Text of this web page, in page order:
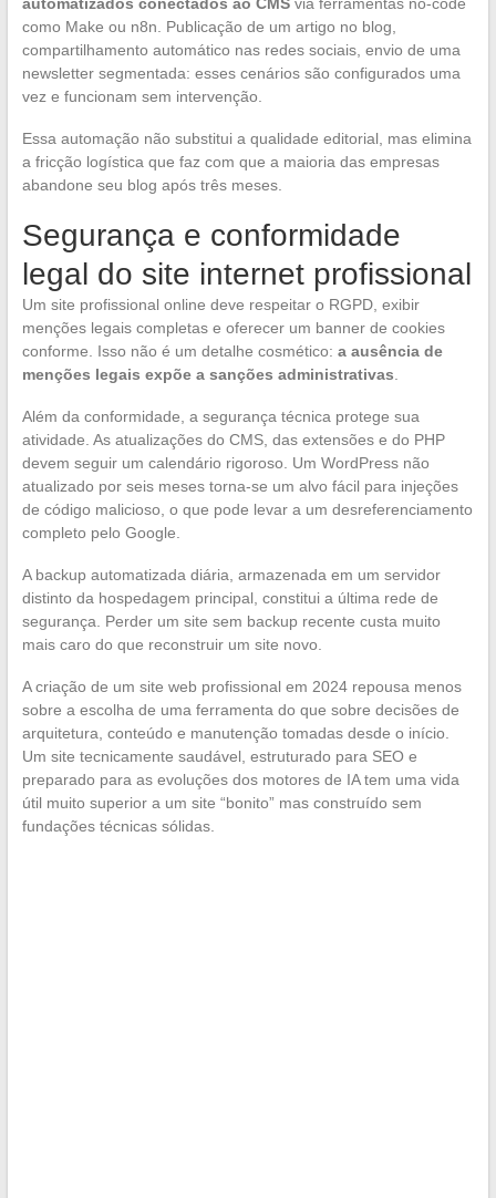
automatizados conectados ao CMSvia ferramentas no-code
como Make ou n8n. Publicação de um artigo no blog,
compartilhamento automático nas redes sociais, envio de uma
newsletter segmentada: esses cenários são configurados uma
vez e funcionam sem intervenção.
Essa automação não substitui a qualidade editorial, mas elimina
a fricção logística que faz com que a maioria das empresas
abandone seu blog após três meses.
Segurança e conformidade
legal do site internet profissional
Um site profissional online deve respeitar o RGPD, exibir
menções legais completas e oferecer um banner de cookies
conforme. Isso não é um detalhe cosmético: a ausência de
menções legais expõe a sanções administrativas.
Além da conformidade, a segurança técnica protege sua
atividade. As atualizações do CMS, das extensões e do PHP
devem seguir um calendário rigoroso. Um WordPress não
atualizado por seis meses torna-se um alvo fácil para injeções
de código malicioso, o que pode levar a um desreferenciamento
completo pelo Google.
A backup automatizada diária, armazenada em um servidor
distinto da hospedagem principal, constitui a última rede de
segurança. Perder um site sem backup recente custa muito
mais caro do que reconstruir um site novo.
A criação de um site web profissional em 2024 repousa menos
sobre a escolha de uma ferramenta do que sobre decisões de
arquitetura, conteúdo e manutenção tomadas desde o início.
Um site tecnicamente saudável, estruturado para SEO e
preparado para as evoluções dos motores de IA tem uma vida
útil muito superior a um site “bonito” mas construído sem
fundações técnicas sólidas.